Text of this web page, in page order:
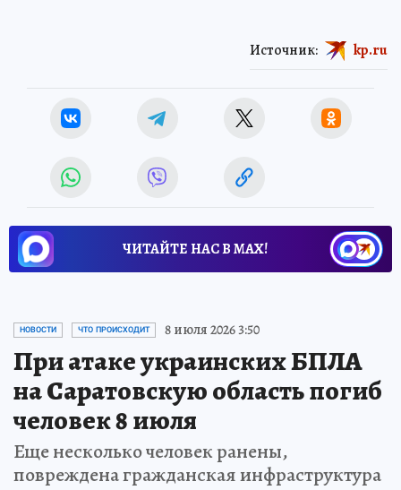
Источник: kp.ru
ЧИТАЙТЕ НАС В МАХ!
НОВОСТИ ЧТО ПРОИСХОДИТ 8 июля 2026 3:50
При атаке украинских БПЛА
на Саратовскую область погиб
человек 8 июля
Еще несколько человек ранены,
повреждена гражданская инфраструктура